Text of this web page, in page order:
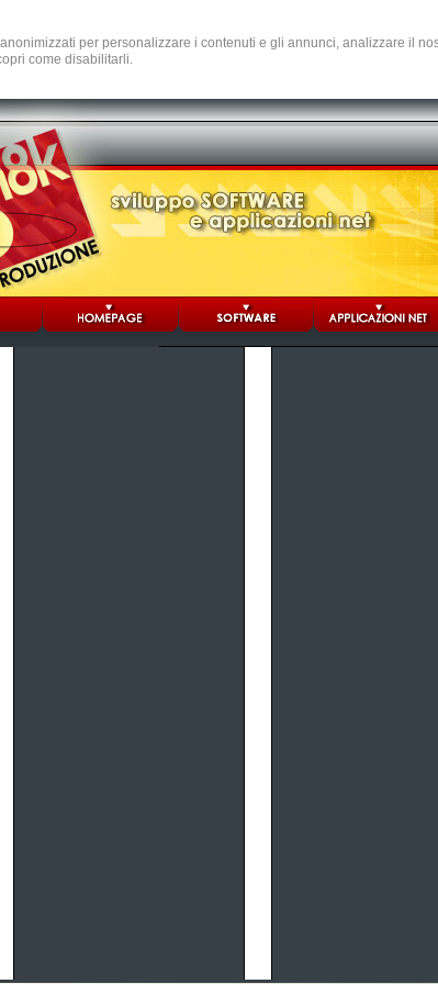
per personalizzare i contenuti e gli annunci, analizzare il
come disabilitarli.